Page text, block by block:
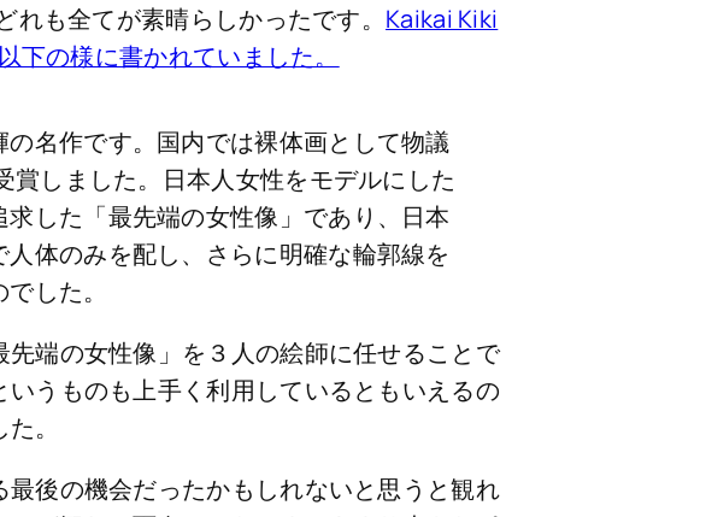
れも全てが素晴らしかったです。 Kaikai Kiki
下の様に書かれていました。
名作です。国内では裸体画として物議
しました。日本人女性をモデルにした
した「最先端の女性像」であり、日本
体のみを配し、さらに明確な輪郭線を
した。
端の女性像」を３人の絵師に任せることで
うものも上手く利用しているともいえるの
。
後の機会だったかもしれないと思うと観れ